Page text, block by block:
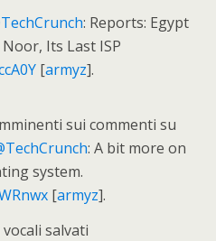
: Reports: Egypt
Its Last ISP
[armyz].
sui commenti su
: A bit more on
system.
[armyz].
salvati